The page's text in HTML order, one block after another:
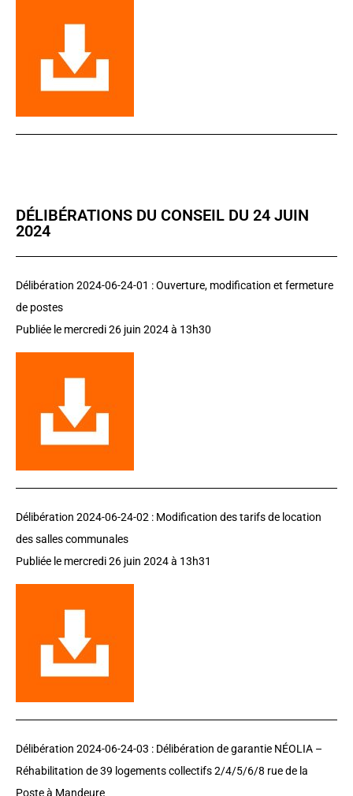
DÉLIBÉRATIONS DU CONSEIL DU 24 JUIN
2024
Délibération 2024-06-24-01 : Ouverture, modification et fermeture
de postes
Publiée le mercredi 26 juin 2024 à 13h30
Délibération 2024-06-24-02 : Modification des tarifs de location
des salles communales
Publiée le mercredi 26 juin 2024 à 13h31
Délibération 2024-06-24-03 : Délibération de garantie NÉOLIA –
Réhabilitation de 39 logements collectifs 2/4/5/6/8 rue de la
Poste à Mandeure